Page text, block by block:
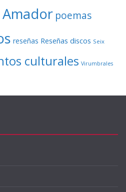
Amador poemas
reseñas Reseñas discos Seix
culturales Virumbrales